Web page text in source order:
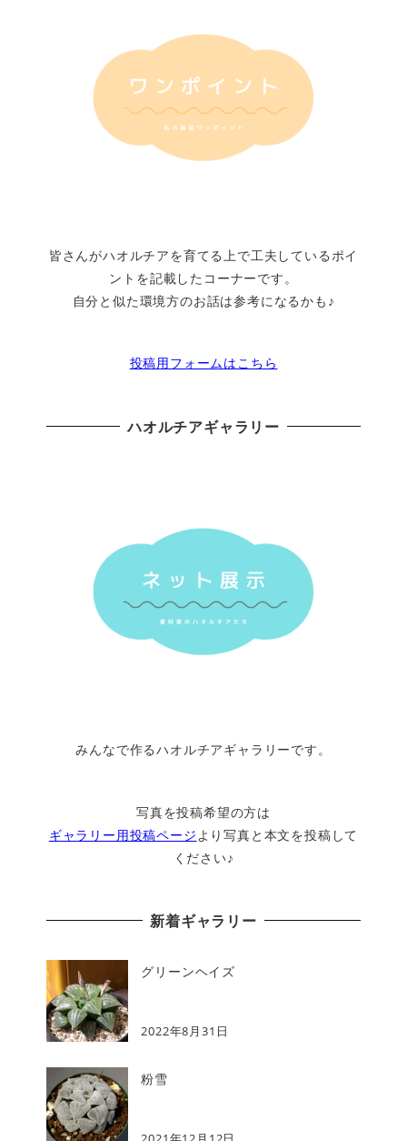
皆さんがハオルチアを育てる上で工夫しているポイ
ントを記載したコーナーです。
自分と似た環境方のお話は参考になるかも♪
投稿用フォームはこちら
ハオルチアギャラリー
みんなで作るハオルチアギャラリーです。
写真を投稿希望の方は
ギャラリー用投稿ページ より写真と本文を投稿して
ください♪
新着ギャラリー
グリーンヘイズ
2022年8月31日
粉雪